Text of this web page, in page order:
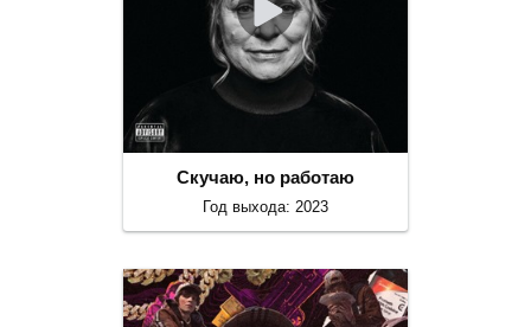
Скучаю, но работаю
Год выхода: 2023